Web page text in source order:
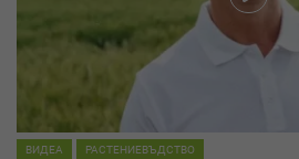
ВИДЕА РАСТЕНИЕВЪДСТВО